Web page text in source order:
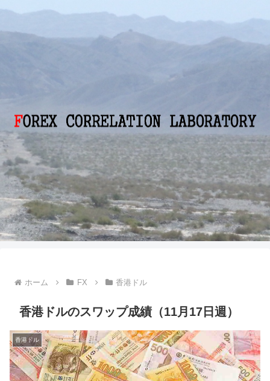
ホーム FX 香港ドル
香港ドルのスワップ成績（11月17日週）
香港ドル